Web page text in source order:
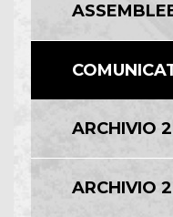
ARCHIVIO
ARCHIVIO